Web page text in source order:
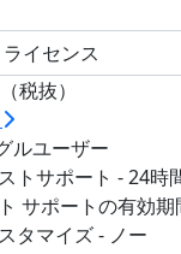
税抜）
ルユーザー
トサポート - 24時
サポートの有効期
タマイズ - ノー